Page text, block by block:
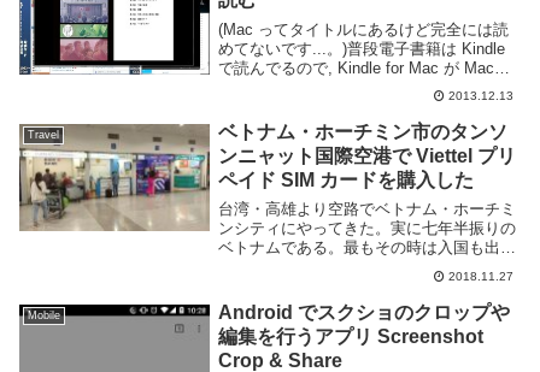
(Mac ってタイトルにあるけど完全には読
めてないです...。)普段電子書籍は Kindle
で読んでるので, Kindle for Mac が Mac
App Store にあると聞いてさっそくインス
トールして見ました。が、どうやら日本
の...
2013.12.13
Travel
ベトナム・ホーチミン市のタンソ
ンニャット国際空港で Viettel プリ
ペイド SIM カードを購入した
台湾・高雄より空路でベトナム・ホーチミ
ンシティにやってきた。実に七年半振りの
ベトナムである。最もその時は入国も出国
も陸路で抜けたので空港へ行くのは初めて
だ。さて異国の地へ降り立った際にまずや
るべきことは現地通貨の入手、そして現地
のプリペイド...
2018.11.27
Mobile
Android でスクショのクロップや
編集を行うアプリ Screenshot
Crop & Share